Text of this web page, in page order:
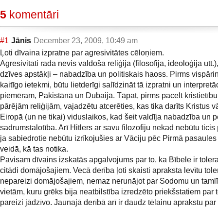
5 komentāri
#1 Jānis December 23, 2009, 10:49 am
Ļoti dīvaina izpratne par agresivitātes cēloņiem.
Agresivitāti rada nevis valdošā reliģija (filosofija, ideoloģija
dzīves apstākļi – nabadzība un politiskais haoss. Pirms
kaitīgo ietekmi, būtu lietderīgi salīdzināt tā izpratni un
piemēram, Pakistānā un Dubaijā. Tāpat, pirms pacelt
pārējām reliģijām, vajadzētu atcerēties, kas tika darīts Kristus
Eiropā (un ne tikai) viduslaikos, kad šeit valdīja nabadzība un
sadrumstalotība. Arī Hitlers ar savu filozofiju nekad nebūtu ticis
ja sabiedrotie nebūtu izrīkojušies ar Vāciju pēc Pirmā
veidā, kā tas notika.
Pavisam dīvains izskatās apgalvojums par to, ka Bībele ir
citādi domājošajiem. Vecā derība ļoti skaisti apraksta levītu
nepareizi domājošajiem, nemaz nerunājot par Sodomu un
vietām, kuru grēks bija neatbilstība izredzēto priekšstatiem par
pareizi jādzīvo. Jaunajā derībā arī ir daudz tēlainu aprakstu par